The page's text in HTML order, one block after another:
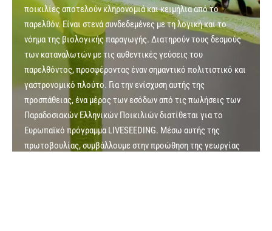
ποικιλίες αποτελούν κληρονομιά και κειμήλια από το
παρελθόν. Είναι στενά συνδεδεμένες με τη λογική και το
νόημα της βιολογικής παραγωγής. Διατηρούν τους δεσμούς
των καταναλωτών με τις αυθεντικές γεύσεις του
παρελθόντος, προσφέροντας έναν σημαντικό πολιτιστικό και
γαστρονομικό πλούτο. Για την ενίσχυση αυτής της
προσπάθειας, ένα μέρος των εσόδων από τις πωλήσεις των
Παραδοσιακών Ελληνικών Ποικιλιών διατίθεται για το
Ευρωπαϊκό πρόγραμμα LIVESEEDING. Μέσω αυτής της
πρωτοβουλίας, συμβάλλουμε στην προώθηση της γεωργίας